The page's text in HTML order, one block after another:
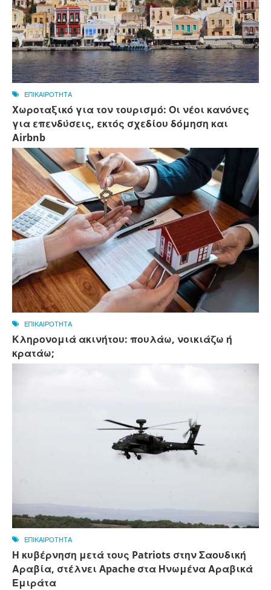
ΕΠΙΚΑΙΡΟΤΗΤΑ
Χωροταξικό για τον τουρισμό: Οι νέοι κανόνες
για επενδύσεις, εκτός σχεδίου δόμηση και
Αirbnb
ΕΠΙΚΑΙΡΟΤΗΤΑ
Κληρονομιά ακινήτου: πουλάω, νοικιάζω ή
κρατάω;
ΕΠΙΚΑΙΡΟΤΗΤΑ
Η κυβέρνηση μετά τους Patriots στην Σαουδική
Αραβία, στέλνει Apache στα Ηνωμένα Αραβικά
Εμιράτα